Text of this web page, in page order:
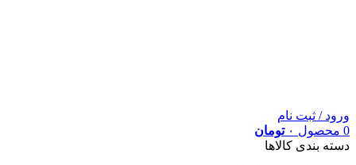
ورود / ثبت نام
0 محصول ۰ تومان
دسته بندی کالاها